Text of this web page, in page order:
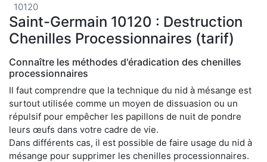
10120
Saint-Germain 10120 : Destruction
Chenilles Processionnaires (tarif)
Connaître les méthodes d'éradication des chenilles
processionnaires
Il faut comprendre que la technique du nid à mésange est
surtout utilisée comme un moyen de dissuasion ou un
répulsif pour empêcher les papillons de nuit de pondre
leurs œufs dans votre cadre de vie.
Dans différents cas, il est possible de faire usage du nid à
mésange pour supprimer les chenilles processionnaires.